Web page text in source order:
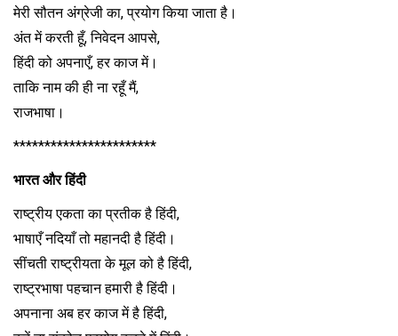
मेरी सौतन अंग्रेजी का, प्रयोग किया जाता है।
अंत में करती हूँ, निवेदन आपसे,
हिंदी को अपनाएँ, हर काज में।
ताकि नाम की ही ना रहूँ मैं,
राजभाषा।
***********************
भारत और हिंदी
राष्ट्रीय एकता का प्रतीक है हिंदी,
भाषाएँ नदियाँ तो महानदी है हिंदी।
सींचती राष्ट्रीयता के मूल को है हिंदी,
राष्ट्रभाषा पहचान हमारी है हिंदी।
अपनाना अब हर काज में है हिंदी,